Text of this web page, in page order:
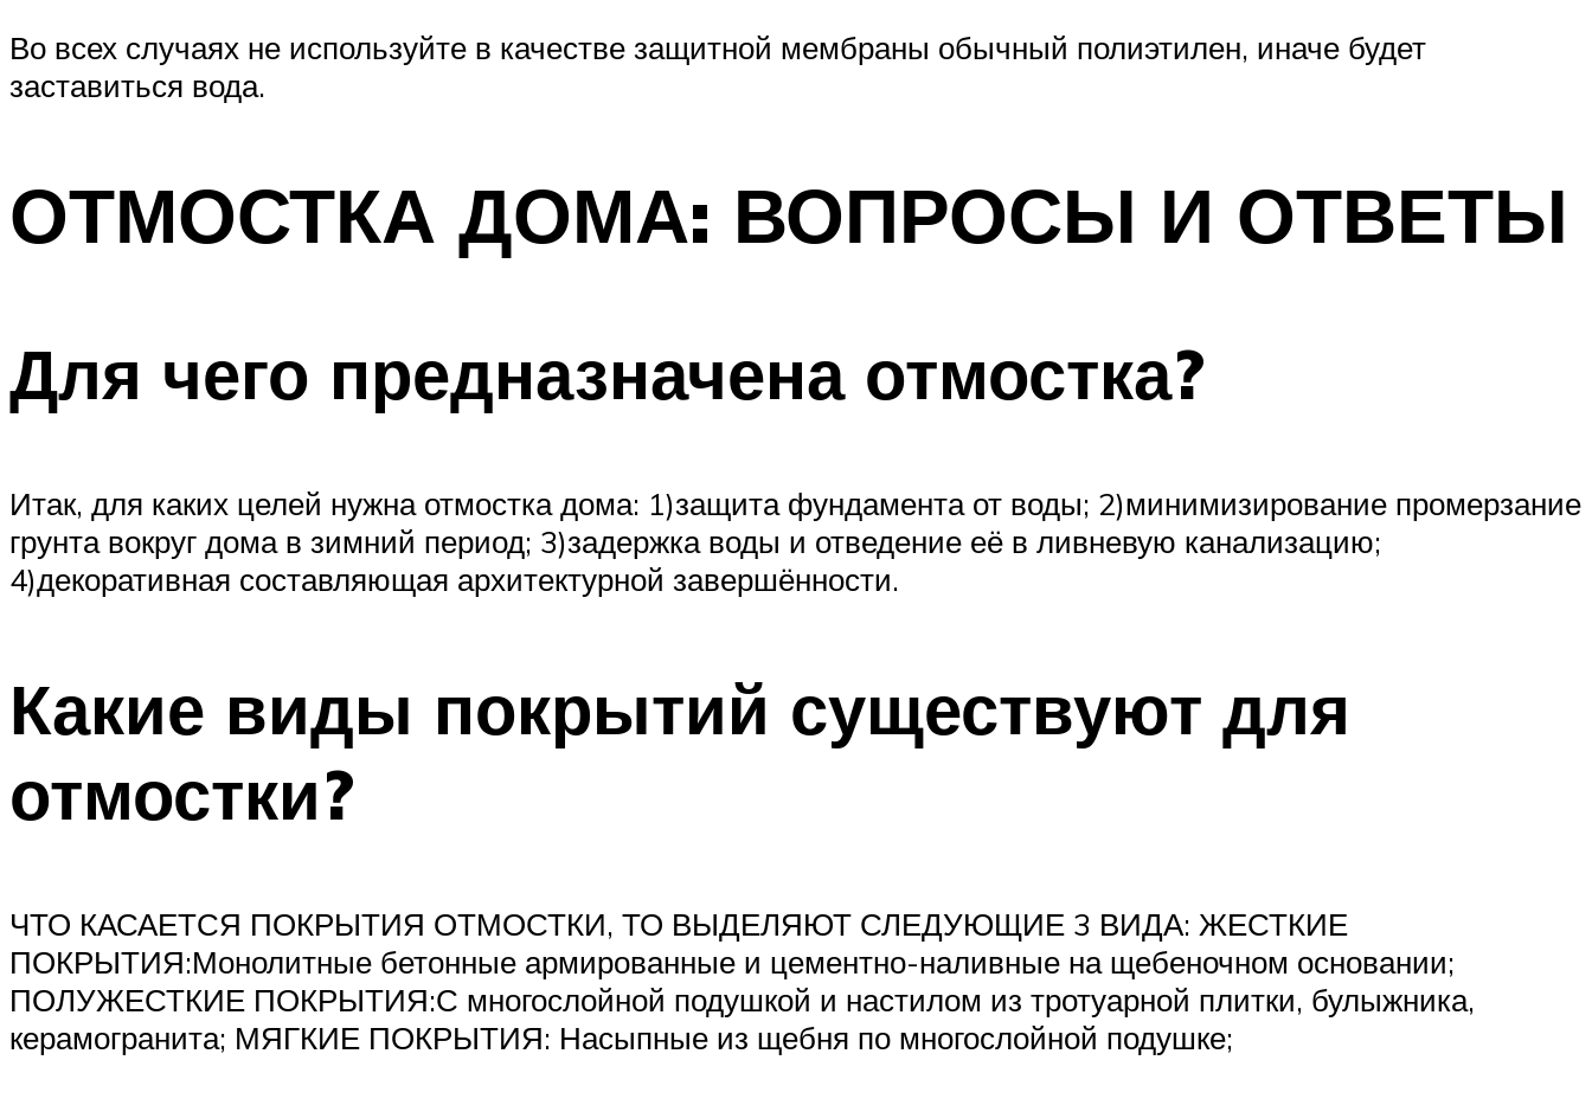
Во всех случаях не используйте в качестве защитной мембраны обычный полиэтилен, иначе будет
заставиться вода.
ОТМОСТКА ДОМА: ВОПРОСЫ И ОТВЕТЫ
Для чего предназначена отмостка?
Итак, для каких целей нужна отмостка дома: 1)защита фундамента от воды; 2)минимизирование промерзание
грунта вокруг дома в зимний период; 3)задержка воды и отведение её в ливневую канализацию;
4)декоративная составляющая архитектурной завершённости.
Какие виды покрытий существуют для
отмостки?
ЧТО КАСАЕТСЯ ПОКРЫТИЯ ОТМОСТКИ, ТО ВЫДЕЛЯЮТ СЛЕДУЮЩИЕ 3 ВИДА: ЖЕСТКИЕ
ПОКРЫТИЯ:Монолитные бетонные армированные и цементно-наливные на щебеночном основании;
ПОЛУЖЕСТКИЕ ПОКРЫТИЯ:С многослойной подушкой и настилом из тротуарной плитки, булыжника,
керамогранита; МЯГКИЕ ПОКРЫТИЯ: Насыпные из щебня по многослойной подушке;